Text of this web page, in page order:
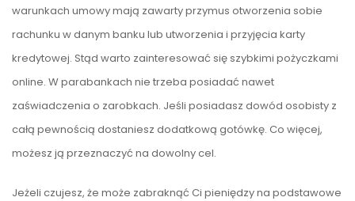
warunkach umowy mają zawarty przymus otworzenia sobie
rachunku w danym banku lub utworzenia i przyjęcia karty
kredytowej. Stąd warto zainteresować się szybkimi pożyczkami
online. W parabankach nie trzeba posiadać nawet
zaświadczenia o zarobkach. Jeśli posiadasz dowód osobisty z
całą pewnością dostaniesz dodatkową gotówkę. Co więcej,
możesz ją przeznaczyć na dowolny cel.
Jeżeli czujesz, że może zabraknąć Ci pieniędzy na podstawowe